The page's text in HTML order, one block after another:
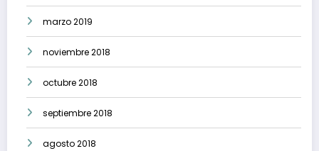
marzo 2019
noviembre 2018
octubre 2018
septiembre 2018
agosto 2018